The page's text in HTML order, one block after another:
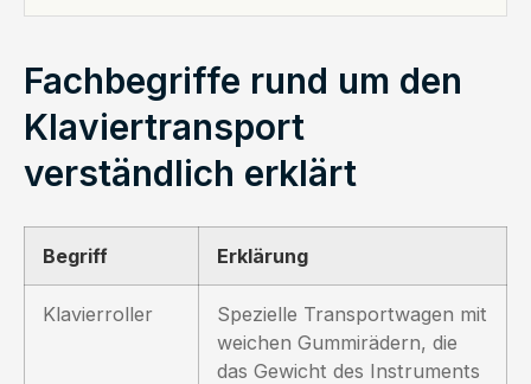
Fachbegriffe rund um den
Klaviertransport
verständlich erklärt
Begriff Erklärung
Klavierroller
Spezielle Transportwagen mit
weichen Gummirädern, die
das Gewicht des Instruments